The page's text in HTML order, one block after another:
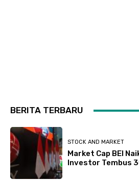
BERITA TERBARU
STOCK AND MARKET
Market Cap BEI
Investor Tembus